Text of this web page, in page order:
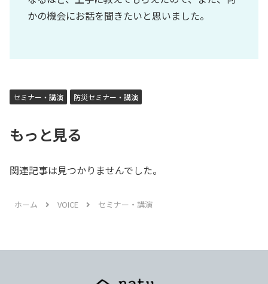
かの機会にお話を聞きたいと思いました。
セミナー・講演 防災セミナー・講演
もっと見る
関連記事は見つかりませんでした。
ホーム VOICE セミナー・講演